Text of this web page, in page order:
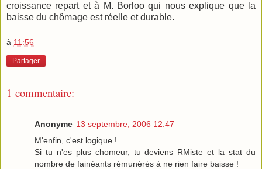
croissance repart et à M. Borloo qui nous explique que la
baisse du chômage est réelle et durable.
à 11:56
Partager
1 commentaire:
Anonyme 13 septembre, 2006 12:47
M'enfin, c'est logique !
Si tu n'es plus chomeur, tu deviens RMiste et la stat du
nombre de fainéants rémunérés à ne rien faire baisse !